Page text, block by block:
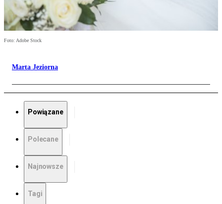
Foto: Adobe Stock
Marta Jeziorna
Powiązane
Polecane
Najnowsze
Tagi